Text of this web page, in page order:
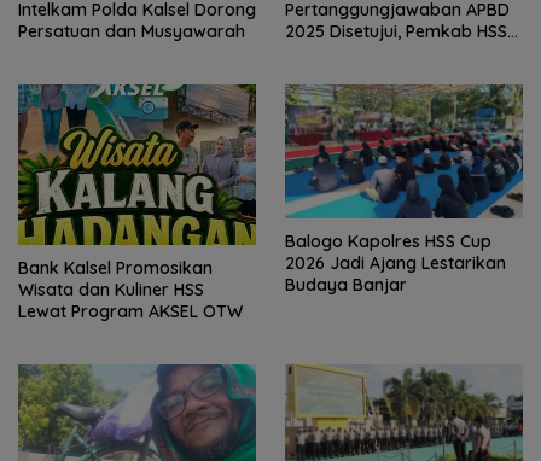
Intelkam Polda Kalsel Dorong
Persatuan dan Musyawarah
Pertanggungjawaban APBD
2025 Disetujui, Pemkab HSS
Bank Kalsel Promosikan
Wisata dan Kuliner HSS
Lewat Program AKSEL OTW
Balogo Kapolres HSS Cup
2026 Jadi Ajang Lestarikan
Budaya Banjar